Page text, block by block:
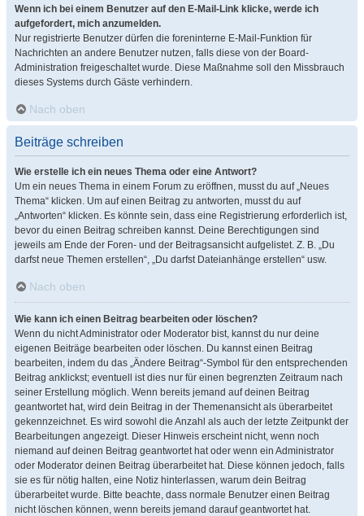
Wenn ich bei einem Benutzer auf den E-Mail-Link klicke, werde ich
aufgefordert, mich anzumelden.
Nur registrierte Benutzer dürfen die foreninterne E-Mail-Funktion für
Nachrichten an andere Benutzer nutzen, falls diese von der Board-
Administration freigeschaltet wurde. Diese Maßnahme soll den Missbrauch
dieses Systems durch Gäste verhindern.
Nach oben
Beiträge schreiben
Wie erstelle ich ein neues Thema oder eine Antwort?
Um ein neues Thema in einem Forum zu eröffnen, musst du auf „Neues
Thema“ klicken. Um auf einen Beitrag zu antworten, musst du auf
„Antworten“ klicken. Es könnte sein, dass eine Registrierung erforderlich ist,
bevor du einen Beitrag schreiben kannst. Deine Berechtigungen sind
jeweils am Ende der Foren- und der Beitragsansicht aufgelistet. Z. B. „Du
darfst neue Themen erstellen“, „Du darfst Dateianhänge erstellen“ usw.
Nach oben
Wie kann ich einen Beitrag bearbeiten oder löschen?
Wenn du nicht Administrator oder Moderator bist, kannst du nur deine
eigenen Beiträge bearbeiten oder löschen. Du kannst einen Beitrag
bearbeiten, indem du das „Ändere Beitrag“-Symbol für den entsprechenden
Beitrag anklickst; eventuell ist dies nur für einen begrenzten Zeitraum nach
seiner Erstellung möglich. Wenn bereits jemand auf deinen Beitrag
geantwortet hat, wird dein Beitrag in der Themenansicht als überarbeitet
gekennzeichnet. Es wird sowohl die Anzahl als auch der letzte Zeitpunkt der
Bearbeitungen angezeigt. Dieser Hinweis erscheint nicht, wenn noch
niemand auf deinen Beitrag geantwortet hat oder wenn ein Administrator
oder Moderator deinen Beitrag überarbeitet hat. Diese können jedoch, falls
sie es für nötig halten, eine Notiz hinterlassen, warum dein Beitrag
überarbeitet wurde. Bitte beachte, dass normale Benutzer einen Beitrag
nicht löschen können, wenn bereits jemand darauf geantwortet hat.